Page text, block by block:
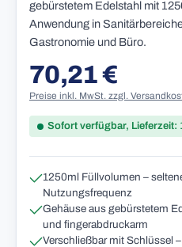
gebürstetem Edelstahl mit
Anwendung in
Gastronomie und Büro.
Regulärer Preis:
70,21 €
Preise inkl. MwSt. zzgl.
Sofort verfügbar, Lieferzeit:
1250ml Füllvolumen –
Nutzungsfrequenz
Gehäuse aus gebürstetem
und fingerabdruckarm
Verschließbar mit Schlüssel